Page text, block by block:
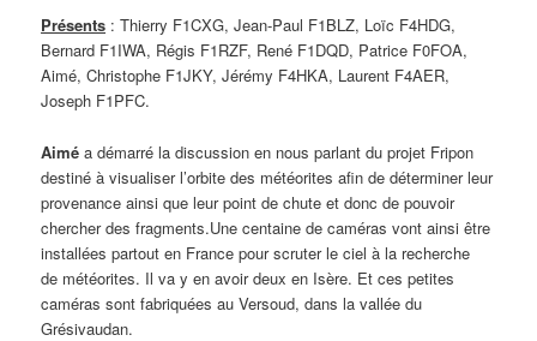
Présents : Thierry F1CXG, Jean-Paul F1BLZ, Loïc F4HDG,
Bernard F1IWA, Régis F1RZF, René F1DQD, Patrice F0FOA,
Aimé, Christophe F1JKY, Jérémy F4HKA, Laurent F4AER,
Joseph F1PFC.
Aimé a démarré la discussion en nous parlant du projet Fripon
destiné à visualiser l’orbite des météorites afin de déterminer leur
provenance ainsi que leur point de chute et donc de pouvoir
chercher des fragments.Une centaine de caméras vont ainsi être
installées partout en France pour scruter le ciel à la recherche
de météorites. Il va y en avoir deux en Isère. Et ces petites
caméras sont fabriquées au Versoud, dans la vallée du
Grésivaudan.